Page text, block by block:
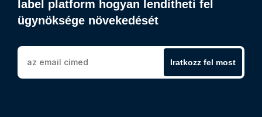
label platform hogyan lendítheti fel
ügynöksége növekedését
Iratkozz fel most